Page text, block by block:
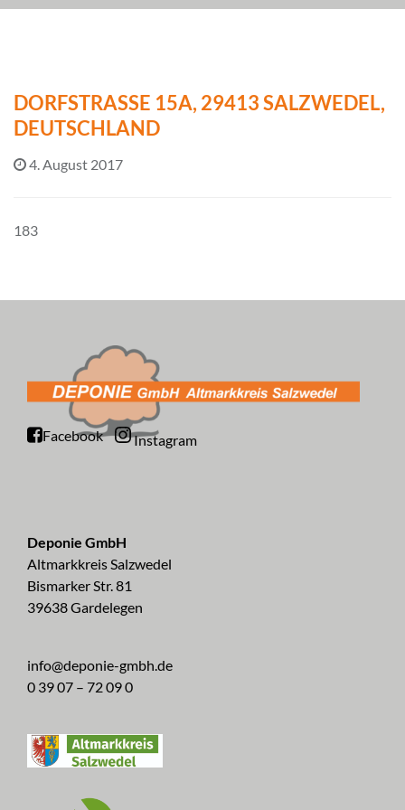
DORFSTRASSE 15A, 29413 SALZWEDEL, D
EUTSCHLAND
4. August 2017
183
Facebook Instagram
Deponie GmbH
Altmarkkreis Salzwedel
Bismarker Str. 81
39638 Gardelegen
info@deponie-gmbh.de
0 39 07 – 72 09 0